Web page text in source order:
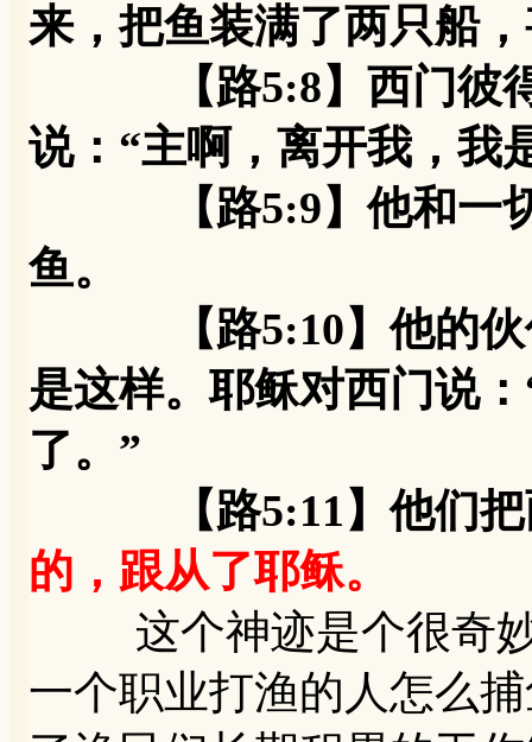
来，把鱼装满了两只船
【路5:8】西门彼得
说：“主啊，离开我，我
【路5:9】他和一切
鱼。
【路5:10】他的伙伴
是这样。耶稣对西门说
了。”
【路5:11】他们把
的，跟从了耶稣。
这个神迹是个很奇妙
一个职业打渔的人怎么